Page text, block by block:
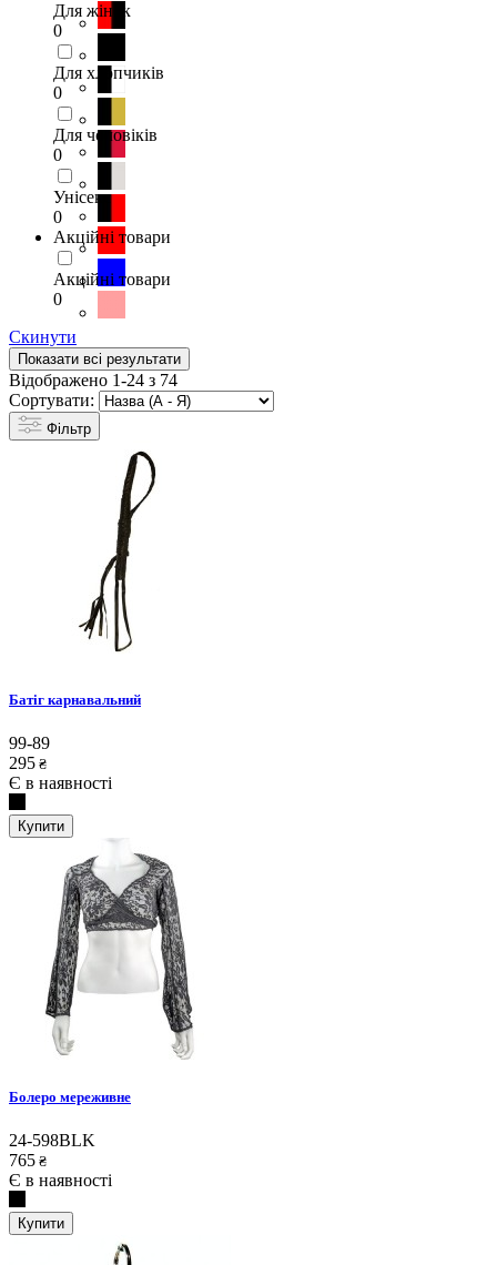
Для жінок
0
Для хлопчиків
0
Для чоловіків
0
Унісекс
0
Акційні товари
Акційні товари
0
Скинути
Показати всі результати
Відображено 1-24 з 74
Сортувати:
Фільтр
Батіг карнавальний
99-89
295 ₴
Є в наявності
Купити
Болеро мереживне
24-598BLK
765 ₴
Є в наявності
Купити